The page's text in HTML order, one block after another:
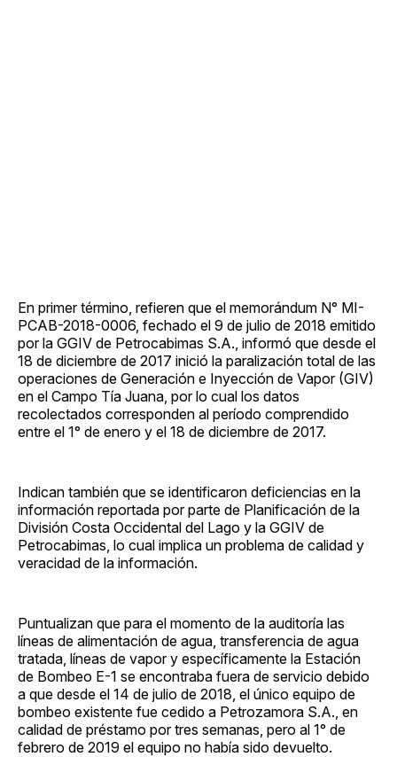
En primer término, refieren que el memorándum N° MI-
PCAB-2018-0006, fechado el 9 de julio de 2018 emitido
por la GGIV de Petrocabimas S.A., informó que desde el
18 de diciembre de 2017 inició la paralización total de las
operaciones de Generación e Inyección de Vapor (GIV)
en el Campo Tía Juana, por lo cual los datos
recolectados corresponden al período comprendido
entre el 1° de enero y el 18 de diciembre de 2017.
Indican también que se identificaron deficiencias en la
información reportada por parte de Planificación de la
División Costa Occidental del Lago y la GGIV de
Petrocabimas, lo cual implica un problema de calidad y
veracidad de la información.
Puntualizan que para el momento de la auditoría las
líneas de alimentación de agua, transferencia de agua
tratada, líneas de vapor y específicamente la Estación
de Bombeo E-1 se encontraba fuera de servicio debido
a que desde el 14 de julio de 2018, el único equipo de
bombeo existente fue cedido a Petrozamora S.A., en
calidad de préstamo por tres semanas, pero al 1° de
febrero de 2019 el equipo no había sido devuelto.